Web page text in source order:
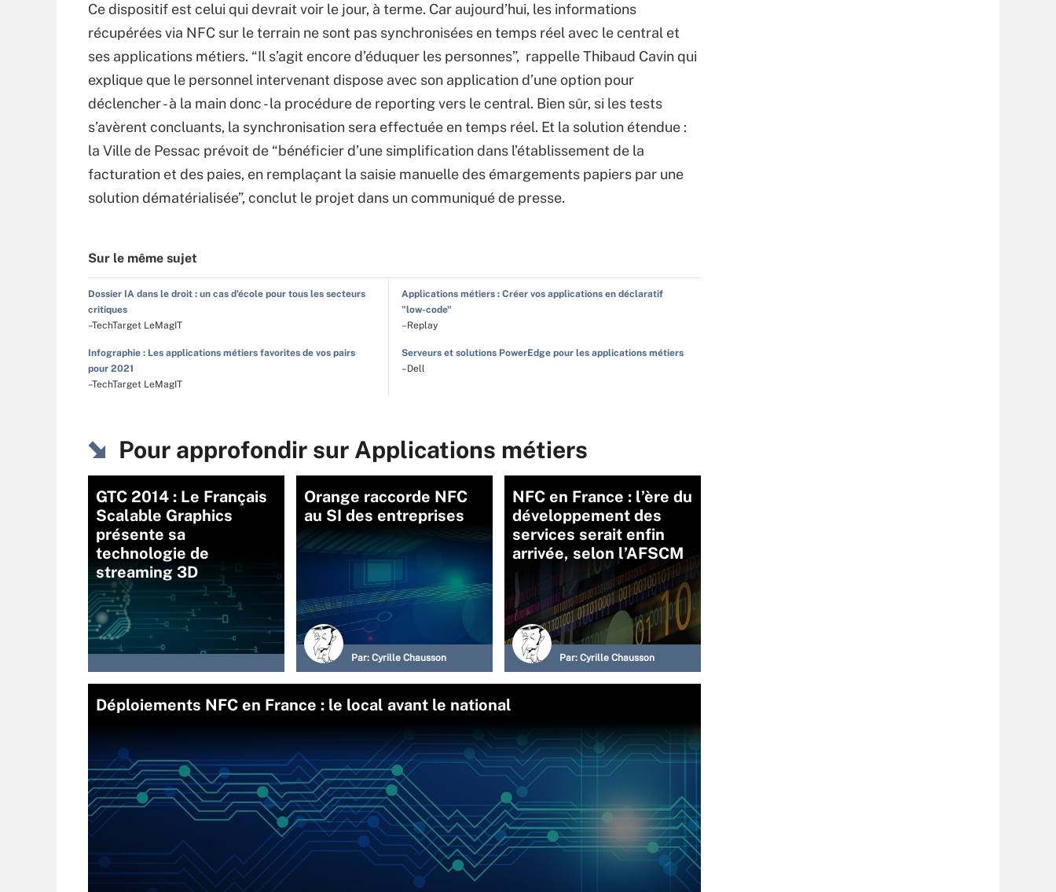
Ce dispositif est celui qui devrait voir le jour, à terme. Car aujourd’hui, les informations
récupérées via NFC sur le terrain ne sont pas synchronisées en temps réel avec le central et
ses applications métiers. “Il s’agit encore d’éduquer les personnes”, rappelle Thibaud Cavin qui
explique que le personnel intervenant dispose avec son application d’une option pour
déclencher - à la main donc - la procédure de reporting vers le central. Bien sûr, si les tests
s’avèrent concluants, la synchronisation sera effectuée en temps réel. Et la solution étendue :
la Ville de Pessac prévoit de “bénéficier d’une simplification dans l’établissement de la
facturation et des paies, en remplaçant la saisie manuelle des émargements papiers par une
solution dématérialisée”, conclut le projet dans un communiqué de presse.
Sur le même sujet
Dossier IA dans le droit : un cas d'école pour tous les secteurs
critiques
–TechTarget LeMagIT
Applications métiers : Créer vos applications en déclaratif
"low-code"
–Replay
Infographie : Les applications métiers favorites de vos pairs
pour 2021
–TechTarget LeMagIT
Serveurs et solutions PowerEdge pour les applications métiers
–Dell
Pour approfondir sur Applications métiers
GTC 2014 : Le Français
Scalable Graphics
présente sa
technologie de
streaming 3D
Orange raccorde NFC
au SI des entreprises
Par: Cyrille Chausson
NFC en France : l’ère du
développement des
services serait enfin
arrivée, selon l’AFSCM
Par: Cyrille Chausson
Déploiements NFC en France : le local avant le national